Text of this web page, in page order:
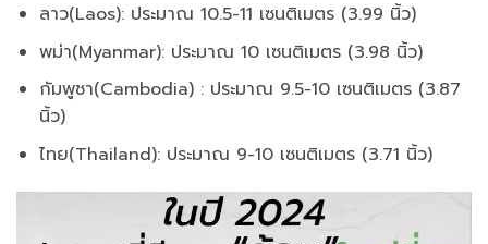
ลาว(Laos): ประมาณ 10.5-11 เซนติเมตร (3.99 นิ้ว)
พม่า(Myanmar): ประมาณ 10 เซนติเมตร (3.98 นิ้ว)
กัมพูชา(Cambodia) : ประมาณ 9.5-10 เซนติเมตร (3.87
นิ้ว)
ไทย(Thailand): ประมาณ 9-10 เซนติเมตร (3.71 นิ้ว)